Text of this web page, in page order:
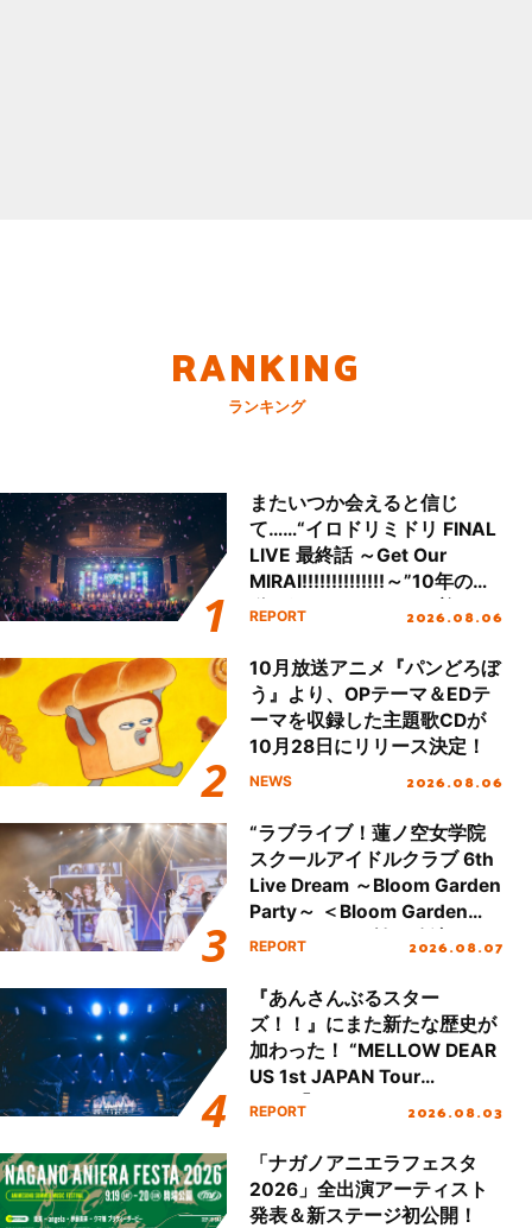
RANKING
ランキング
またいつか会えると信じ
て……“イロドリミドリ FINAL
LIVE 最終話 ～Get Our
MIRAI!!!!!!!!!!!!!!～”10年の活
動を経てファイナルを迎える
REPORT 2026.08.06
10月放送アニメ『パンどろぼ
う』より、OPテーマ＆EDテ
ーマを収録した主題歌CDが
10月28日にリリース決定！
NEWS 2026.08.06
“ラブライブ！蓮ノ空女学院
スクールアイドルクラブ 6th
Live Dream ～Bloom Garden
Party～ ＜Bloom Garden
Party Stage／埼玉公演＞”
REPORT 2026.08.07
『あんさんぶるスター
ズ！！』にまた新たな歴史が
加わった！ “MELLOW DEAR
US 1st JAPAN Tour
Final「NICE to meet YOU
ート!!
REPORT 2026.08.03
「ナガノアニエラフェスタ
2026」全出演アーティスト
発表＆新ステージ初公開！